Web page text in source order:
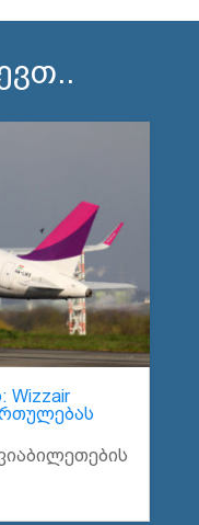
Wizzair